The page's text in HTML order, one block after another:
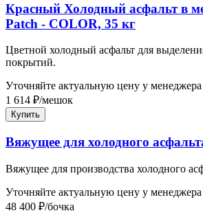
Красный Холодный асфальт в
Patch - COLOR, 35 кг
Цветной холодный асфальт для
покрытий.
Уточняйте актуальную цену у менеджера
1 614 ₽/мешок
Купить
Вяжущее для холодного
Вяжущее для производства холодного
Уточняйте актуальную цену у менеджера
48 400 ₽/бочка